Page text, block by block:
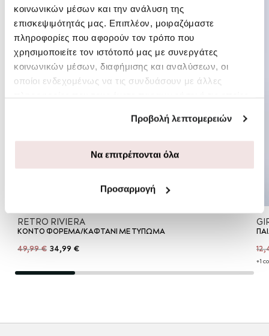
κοινωνικών μέσων και την ανάλυση της
επισκεψιμότητάς μας. Επιπλέον, μοιραζόμαστε
πληροφορίες που αφορούν τον τρόπο που
χρησιμοποιείτε τον ιστότοπό μας με συνεργάτες
κοινωνικών μέσων, διαφήμισης και αναλύσεων, οι
οποίοι ενδεχομένως να τις συνδυάσουν με άλλες
Προβολή λεπτομερειών
Να επιτρέπονται όλα
Προσαρμογή
RETRO RIVIERA
ΚΟΝΤΟ ΦΟΡΕΜΑ/ΚΑΦΤΑΝΙ ΜΕ ΤΥΠΩΜΑ
49,99 € 34,99 €
+1